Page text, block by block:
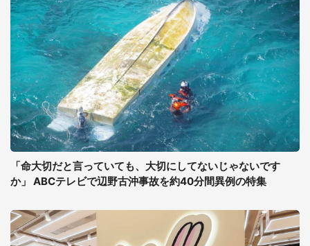
「命大切だと言っていても、大切にしてないじゃないです
か」 ABCテレビで辺野古沖事故を約40分間異例の特集